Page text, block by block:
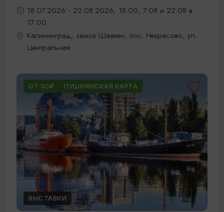
18.07.2026 - 22.08.2026, 18:00, 7.08 и 22.08 в
17:00
Калининград, замок Шаакен, пос. Некрасово, ул.
Центральная
ОТ 50₽ ПУШКИНСКАЯ КАРТА
ВЫСТАВКИ